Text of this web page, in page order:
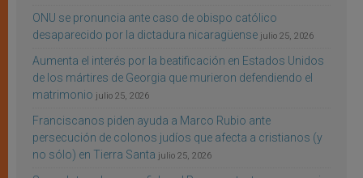
ONU se pronuncia ante caso de obispo católico
desaparecido por la dictadura nicaragüense julio 25, 2026
Aumenta el interés por la beatificación en Estados Unidos
de los mártires de Georgia que murieron defendiendo el
matrimonio julio 25, 2026
Franciscanos piden ayuda a Marco Rubio ante
persecución de colonos judíos que afecta a cristianos (y
no sólo) en Tierra Santa julio 25, 2026